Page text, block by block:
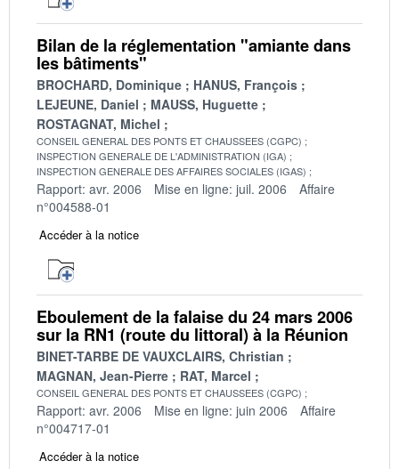
Bilan de la réglementation "amiante dans
les bâtiments"
BROCHARD, Dominique
HANUS, François
LEJEUNE, Daniel
MAUSS, Huguette
ROSTAGNAT, Michel
CONSEIL GENERAL DES PONTS ET CHAUSSEES (CGPC)
INSPECTION GENERALE DE L'ADMINISTRATION (IGA)
INSPECTION GENERALE DES AFFAIRES SOCIALES (IGAS)
Rapport: avr. 2006 Mise en ligne: juil. 2006
Affaire
n°004588-01
Accéder à la notice
Eboulement de la falaise du 24 mars 2006
sur la RN1 (route du littoral) à la Réunion
BINET-TARBE DE VAUXCLAIRS, Christian
MAGNAN, Jean-Pierre
RAT, Marcel
CONSEIL GENERAL DES PONTS ET CHAUSSEES (CGPC)
Rapport: avr. 2006 Mise en ligne: juin 2006
Affaire
n°004717-01
Accéder à la notice